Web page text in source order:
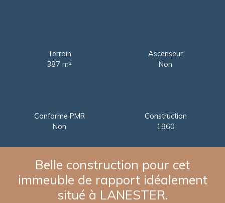
Terrain
387m²
Ascenseur
Non
Conforme PMR
Non
Construction
1960
Belle construction pour cet
immeuble de rapport idéalement
situé à LANESTER.